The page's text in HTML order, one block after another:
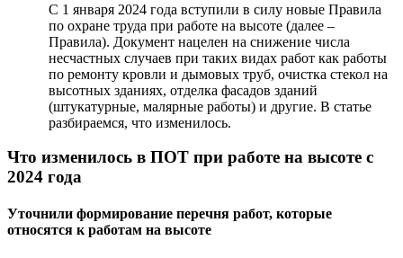
С 1 января 2024 года вступили в силу новые Правила
по охране труда при работе на высоте (далее –
Правила). Документ нацелен на снижение числа
несчастных случаев при таких видах работ как работы
по ремонту кровли и дымовых труб, очистка стекол на
высотных зданиях, отделка фасадов зданий
(штукатурные, малярные работы) и другие. В статье
разбираемся, что изменилось.
Что изменилось в ПОТ при работе на высоте с
2024 года
Уточнили формирование перечня работ, которые
относятся к работам на высоте